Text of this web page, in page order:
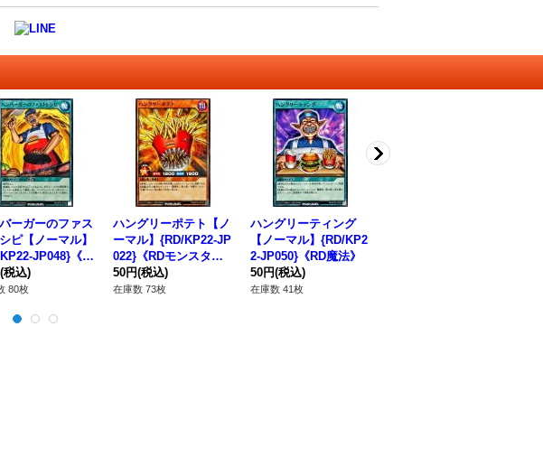
ーガーのファス
ピ【ノーマル】
JP048}《R
》
(税込)
80枚
ハングリーポテト【ノ
ーマル】{RD/KP22-JP
022}《RDモンスタ
ー》
50円(税込)
在庫数 73枚
ハングリーティング
【ノーマル】{RD/KP2
2-JP050}《RD魔法》
50円(税込)
在庫数 41枚